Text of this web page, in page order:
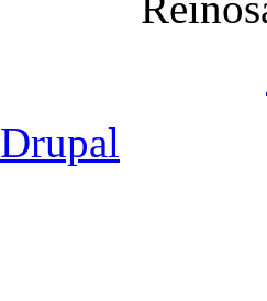
Drupal